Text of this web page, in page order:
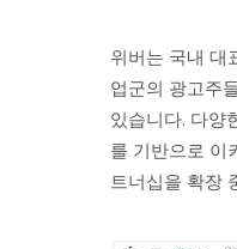
위버는 국내 대
업군의 광고주
있습니다. 다양
를 기반으로 이
트너십을 확장